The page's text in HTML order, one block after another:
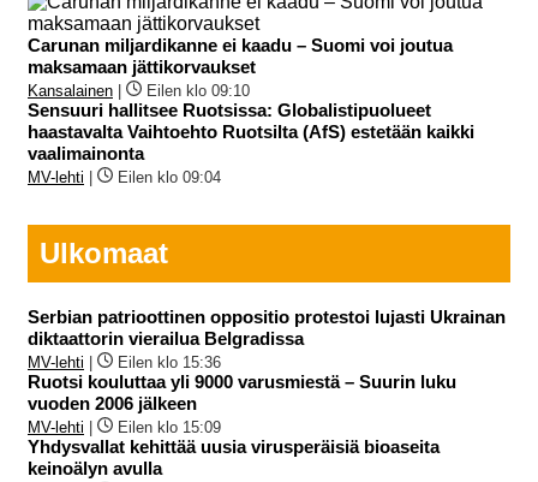
Carunan miljardikanne ei kaadu – Suomi voi joutua
maksamaan jättikorvaukset
Kansalainen Eilen klo 09:10
Sensuuri hallitsee Ruotsissa: Globalistipuolueet
haastavalta Vaihtoehto Ruotsilta (AfS) estetään kaikki
vaalimainonta
MV-lehti Eilen klo 09:04
Ulkomaat
Serbian patrioottinen oppositio protestoi lujasti Ukrainan
diktaattorin vierailua Belgradissa
MV-lehti Eilen klo 15:36
Ruotsi kouluttaa yli 9000 varusmiestä – Suurin luku
vuoden 2006 jälkeen
MV-lehti Eilen klo 15:09
Yhdysvallat kehittää uusia virusperäisiä bioaseita
keinoälyn avulla